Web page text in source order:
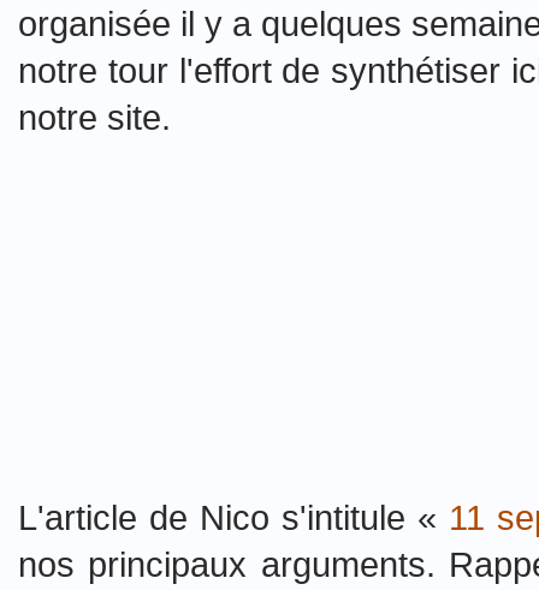
organisée il y a quelques
notre tour l'effort de synthétiser
notre site.
L'article de Nico s'intitule « 11
nos principaux arguments.